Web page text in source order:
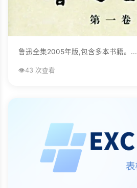
鲁迅全集2005年版,包含多本书籍。...
👁️43 次查看